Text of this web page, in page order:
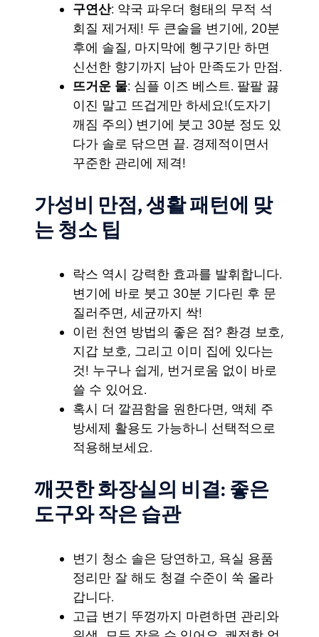
구연산: 약국 파우더 형태의 무적 석
회질 제거제! 두 큰술을 변기에, 20분
후에 솔질, 마지막에 헹구기만 하면
신선한 향기까지 남아 만족도가 만점.
뜨거운 물: 심플 이즈 베스트. 팔팔 끓
이진 말고 뜨겁게만 하세요!(도자기
깨짐 주의) 변기에 붓고 30분 정도 있
다가 솔로 닦으면 끝. 경제적이면서
꾸준한 관리에 제격!
가성비 만점, 생활 패턴에 맞
는 청소 팁
락스 역시 강력한 효과를 발휘합니다.
변기에 바로 붓고 30분 기다린 후 문
질러주면, 세균까지 싹!
이런 천연 방법의 좋은 점? 환경 보호,
지갑 보호, 그리고 이미 집에 있다는
것! 누구나 쉽게, 번거로움 없이 바로
쓸 수 있어요.
혹시 더 깔끔함을 원한다면, 액체 주
방세제 활용도 가능하니 선택적으로
적용해보세요.
깨끗한 화장실의 비결: 좋은
도구와 작은 습관
변기 청소 솔은 당연하고, 욕실 용품
정리만 잘 해도 청결 수준이 쑥 올라
갑니다.
고급 변기 뚜껑까지 마련하면 관리와